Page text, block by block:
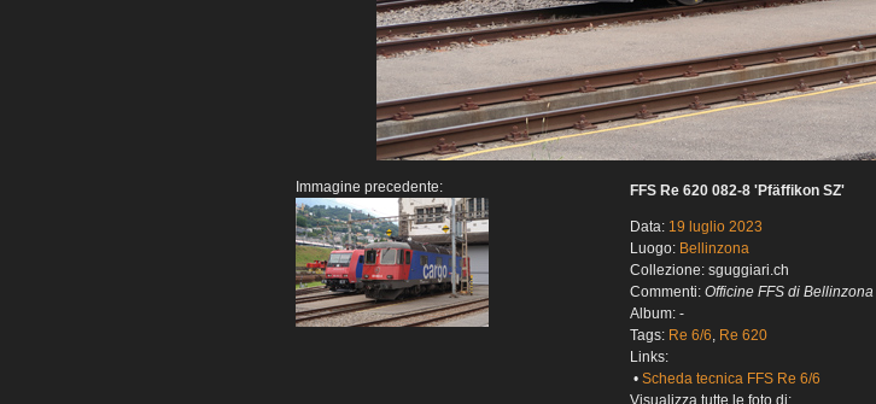
Immagine precedente: FFS Re 620 082-8 'Pfäffikon SZ'
Data: 19 luglio 2023
Luogo: Bellinzona
Collezione: sguggiari.ch
Commenti: Officine FFS di Bellinzona
Album: -
Tags: Re 6/6, Re 620
Links:
• Scheda tecnica FFS Re 6/6